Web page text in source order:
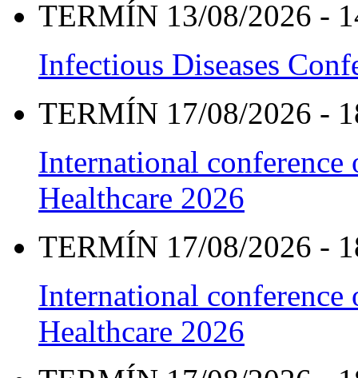
TERMÍN 13/08/2026 -
Infectious Diseases
TERMÍN 17/08/2026 -
International
Healthcare 2026
TERMÍN 17/08/2026 -
International
Healthcare 2026